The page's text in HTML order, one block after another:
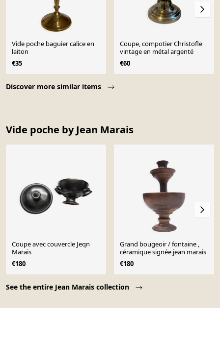
Discover more similar items
Vide poche baguier calice en
laiton
€35
Coupe, compotier Christofle
vintage en métal argenté
€60
Vide poche by Jean Marais
See the entire Jean Marais collection
Coupe avec couvercle Jeqn
Marais
€180
Grand bougeoir / fontaine ,
céramique signée jean marais
€180